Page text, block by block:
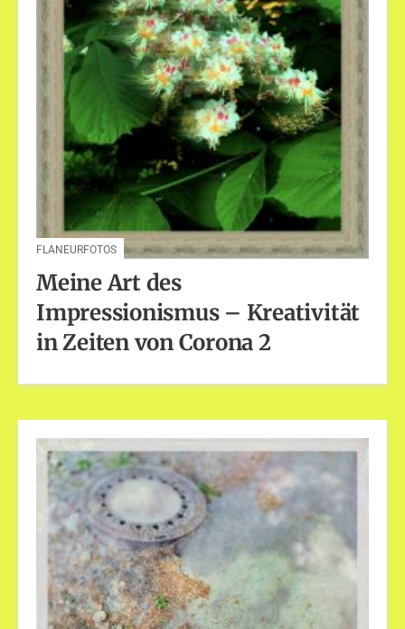
FLANEURFOTOS
Meine Art des
Impressionismus – Kreativität
in Zeiten von Corona 2